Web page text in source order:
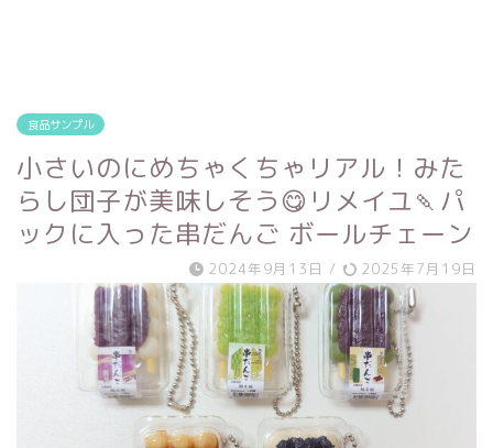
食品サンプル
小さいのにめちゃくちゃリアル！みた
らし団子が美味しそう😋リメイユ🍡パ
ックに入った串だんご ボールチェーン
2024年9月13日 / 2025年7月19日